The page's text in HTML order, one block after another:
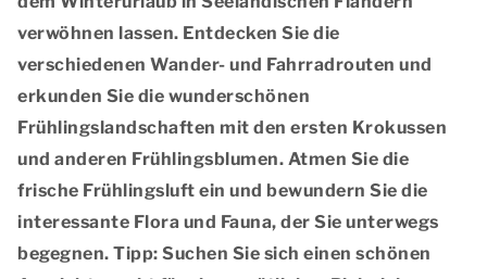
verwöhnen lassen. Entdecken Sie die
verschiedenen Wander- und Fahrradrouten und
erkunden Sie die wunderschönen
Frühlingslandschaften mit den ersten Krokussen
und anderen Frühlingsblumen. Atmen Sie die
frische Frühlingsluft ein und bewundern Sie die
interessante Flora und Fauna, der Sie unterwegs
begegnen. Tipp: Suchen Sie sich einen schönen